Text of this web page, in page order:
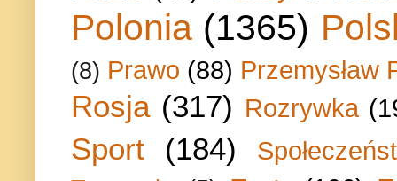
Polonia (1365)
(8) Prawo (88) Przemysław
Rosja (317) Rozrywka
Sport (184)